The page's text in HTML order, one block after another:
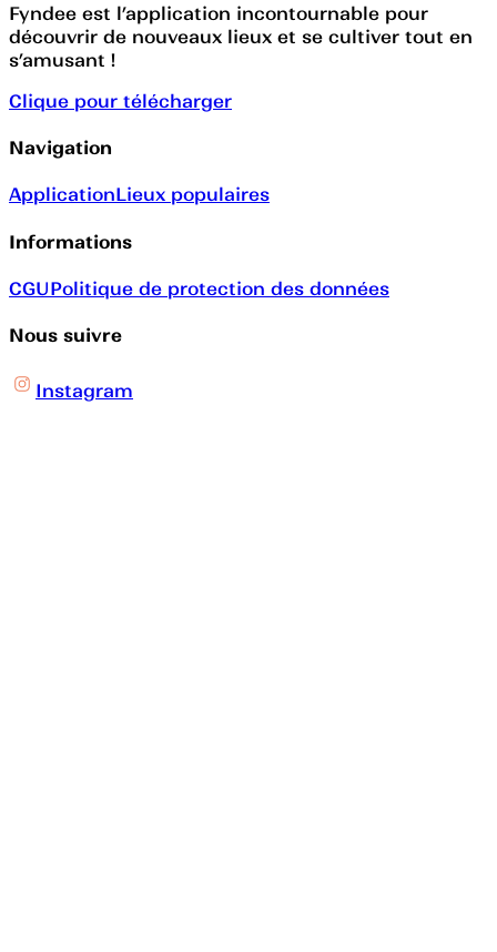
Fyndee est l’application incontournable pour
découvrir de nouveaux lieux et se cultiver tout en
s’amusant !
Clique pour télécharger
Navigation
ApplicationLieux populaires
Informations
CGUPolitique de protection des données
Nous suivre
Instagram